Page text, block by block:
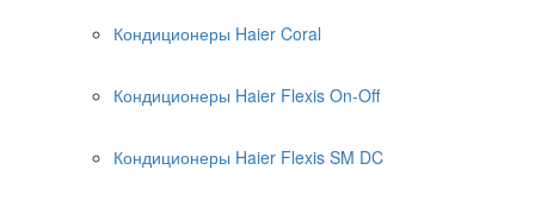
Кондиционеры Haier Coral
Кондиционеры Haier Flexis On-Off
Кондиционеры Haier Flexis SM DC